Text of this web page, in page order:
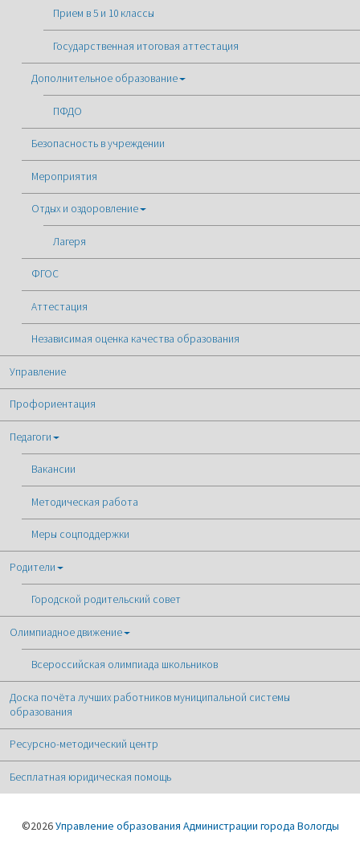
Прием в 5 и 10 классы
Государственная итоговая аттестация
Дополнительное образование
ПФДО
Безопасность в учреждении
Мероприятия
Отдых и оздоровление
Лагеря
ФГОС
Аттестация
Независимая оценка качества образования
Управление
Профориентация
Педагоги
Вакансии
Методическая работа
Меры соцподдержки
Родители
Городской родительский совет
Олимпиадное движение
Всероссийская олимпиада школьников
Доска почёта лучших работников муниципальной системы
образования
Ресурсно-методический центр
Бесплатная юридическая помощь
©2026Управление образования Администрации города Вологды